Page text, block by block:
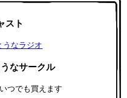
スト
うなラジオ
なサークル
つでも買えます